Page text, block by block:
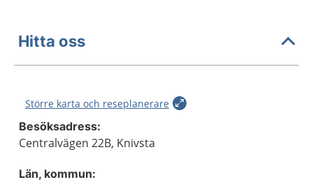
Hitta oss
Större karta och reseplanerare
Besöksadress:
Centralvägen 22B, Knivsta
Län, kommun: